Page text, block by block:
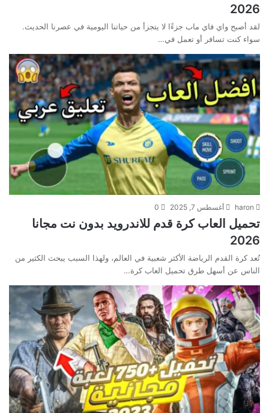
2026
لقد أصبح واي فاي ماب جزءًا لا يتجزأ من حياتنا اليومية في عصرنا الحديث.
سواء كنت تسافر أو تعمل في…
haron أغسطس 7, 2025 0
تحميل العاب كرة قدم للاندرويد بدون نت مجانا
2026
تُعد كرة القدم الرياضة الأكثر شعبية في العالم، ولهذا السبب يبحث الكثير من
الناس عن أسهل طرق تحميل العاب كرة…